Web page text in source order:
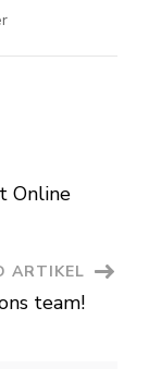
op
Online
ARTIKEL
team!